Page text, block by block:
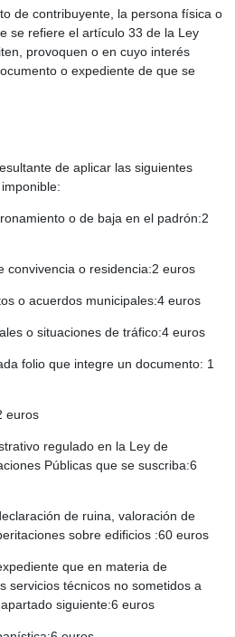
de contribuyente, la persona física o
se refiere el artículo 33 de la Ley
provoquen o en cuyo interés
o expediente de que se
de aplicar las siguientes
o de baja en el padrón:2
convivencia o residencia:2 euros
o acuerdos municipales:4 euros
o situaciones de tráfico:4 euros
folio que integre un documento: 1
euros
regulado en la Ley de
Públicas que se suscriba:6
de ruina, valoración de
sobre edificios :60 euros
que en materia de
servicios técnicos no sometidos a
siguiente:6 euros